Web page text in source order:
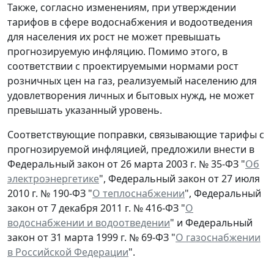
Также, согласно изменениям, при утверждении
тарифов в сфере водоснабжения и водоотведения
для населения их рост не может превышать
прогнозируемую инфляцию. Помимо этого, в
соответствии с проектируемыми нормами рост
розничных цен на газ, реализуемый населению для
удовлетворения личных и бытовых нужд, не может
превышать указанный уровень.
Соответствующие поправки, связывающие тарифы с
прогнозируемой инфляцией, предложили внести в
Федеральный закон от 26 марта 2003 г. № 35-ФЗ "Об
электроэнергетике", Федеральный закон от 27 июля
2010 г. № 190-ФЗ "О теплоснабжении", Федеральный
закон от 7 декабря 2011 г. № 416-ФЗ "О
водоснабжении и водоотведении" и Федеральный
закон от 31 марта 1999 г. № 69-ФЗ "О газоснабжении
в Российской Федерации".